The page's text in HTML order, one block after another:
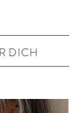
DICH